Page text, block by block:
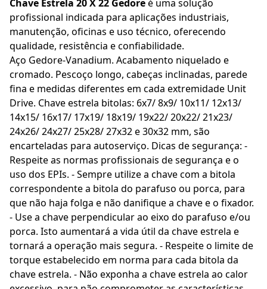
Chave Estrela 20 X 22 Gedoreé uma solução
profissional indicada para aplicações industriais,
manutenção, oficinas e uso técnico, oferecendo
qualidade, resistência e confiabilidade.
Aço Gedore-Vanadium. Acabamento niquelado e
cromado. Pescoço longo, cabeças inclinadas, parede
fina e medidas diferentes em cada extremidade Unit
Drive. Chave estrela bitolas: 6x7/ 8x9/ 10x11/ 12x13/
14x15/ 16x17/ 17x19/ 18x19/ 19x22/ 20x22/ 21x23/
24x26/ 24x27/ 25x28/ 27x32 e 30x32 mm, são
encarteladas para autoserviço. Dicas de segurança: -
Respeite as normas profissionais de segurança e o
uso dos EPIs. - Sempre utilize a chave com a bitola
correspondente a bitola do parafuso ou porca, para
que não haja folga e não danifique a chave e o fixador.
- Use a chave perpendicular ao eixo do parafuso e/ou
porca. Isto aumentará a vida útil da chave estrela e
tornará a operação mais segura. - Respeite o limite de
torque estabelecido em norma para cada bitola da
chave estrela. - Não exponha a chave estrela ao calor